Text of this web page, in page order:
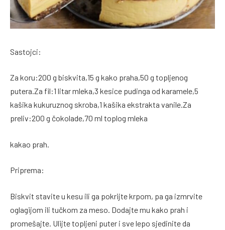
Sastojci:
Za koru:200 g biskvita,15 g kako praha,50 g topljenog
putera.Za fil:1 litar mleka,3 kesice pudinga od karamele,5
kašika kukuruznog skroba,1 kašika ekstrakta vanile.Za
preliv:200 g čokolade,70 ml toplog mleka
kakao prah.
Priprema:
Biskvit stavite u kesu ili ga pokrijte krpom, pa ga izmrvite
oglagijom ili tučkom za meso. Dodajte mu kako prah i
promešajte. Ulijte topljeni puter i sve lepo sjedinite da